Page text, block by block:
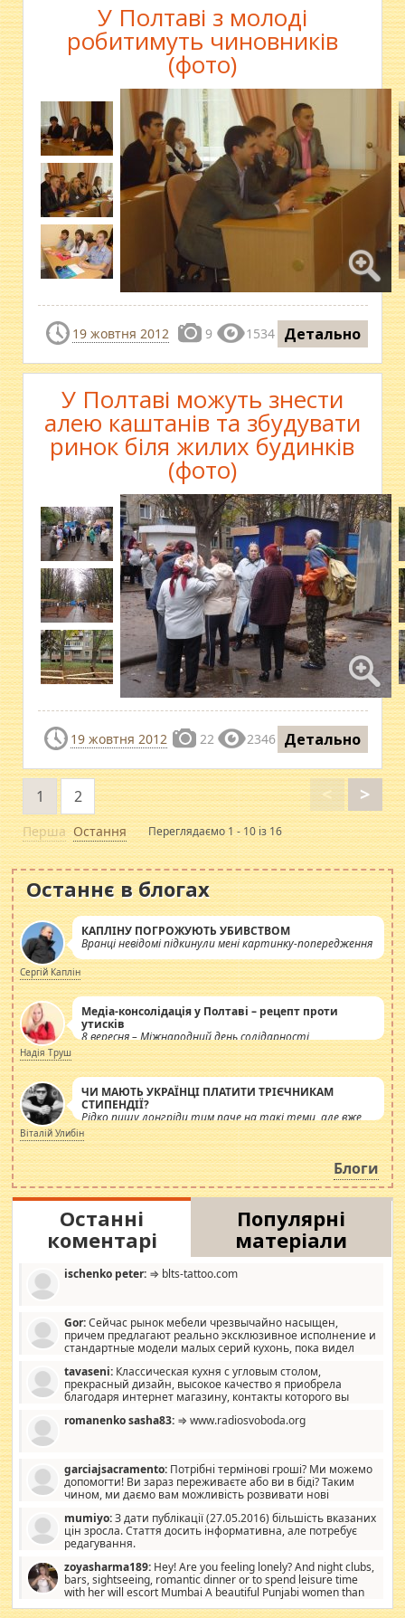
У Полтаві з молоді
робитимуть чиновників
(фото)
19 жовтня 2012 9 1534 Детально
У Полтаві можуть знести
алею каштанів та збудувати
ринок біля жилих будинків
(фото)
19 жовтня 2012 22 2346 Детально
Перша
<
1 2 >
Остання Переглядаємо 1 - 10 із 16
Останнє в блогах
КАПЛІНУ ПОГРОЖУЮТЬ УБИВСТВОМ
Вранці невідомі підкинули мені картинку-попередження
Сергій Каплін
Медіа-консолідація у Полтаві – рецепт проти
утисків
8 вересня – Міжнародний день солідарності
журналістів.
Надія Труш
ЧИ МАЮТЬ УКРАЇНЦІ ПЛАТИТИ ТРІЄЧНИКАМ
СТИПЕНДІЇ?
Рідко пишу лонгріди тим паче на такі теми, але вже
просто дістало! Обурюють сьогоднішні інсенуації
навколо стипендіального питання. Штучно
роздувається ще одна соціальна катастрофа.
Віталій Улибін
Блоги
Останні
коментарі
Популярні
матеріали
ischenko peter: ⇒ blts-tattoo.com
Gor:Сейчас рынок мебели чрезвычайно насыщен,
причем предлагают реально эксклюзивное исполнение и
стандартные модели малых серий кухонь, пока видел
стандартные формы, в MebelOk, креативненько и что главное -
со вкусом все в порядке, без ненужных наворотов удорожающих
мебель, а это не последний фактор.
tavaseni: Классическая кухня с угловым столом,
прекрасный дизайн, высокое качество я приобрела
благодаря интернет магазину, контакты которого вы
romanenko sasha83: ⇒ www.radiosvoboda.org
garciajsacramento: Потрібні термінові гроші? Ми можемо
допомогти! Ви зараз переживаєте або ви в біді? Таким
чином, ми даємо вам можливість розвивати нові
допомагати людям, які намагаються дати їм шанс. Кожен
заслуговує на другий шанс, і, оскільки влада не зможе, вони
повинні приймати від інших. Для нас нема багато суми, і зрілість
витрат, а тільки узгоджених сум і нічого іншого. Не чекайте і не
коментуйте цей пост. Введіть суму, яку ви хочете подати, і ми
зв'яжемося з вами з усіма варіантами. зв'яжіться з нами
сьогодні на garciajsacramento@gmail.com Вам потрібні термінові
mumiyo:З дати публікації (27.05.2016) більшість вказаних
цін зросла. Стаття досить інформативна, але потребує
редагування.
zoyasharma189: Hey! Are you feeling lonely? And night clubs,
bars, sightseeing, romantic dinner or to spend leisure time
with her will escort Mumbai A beautiful Punjabi women than
sexy escort companion in arms that you guys feel like 5 star luxury